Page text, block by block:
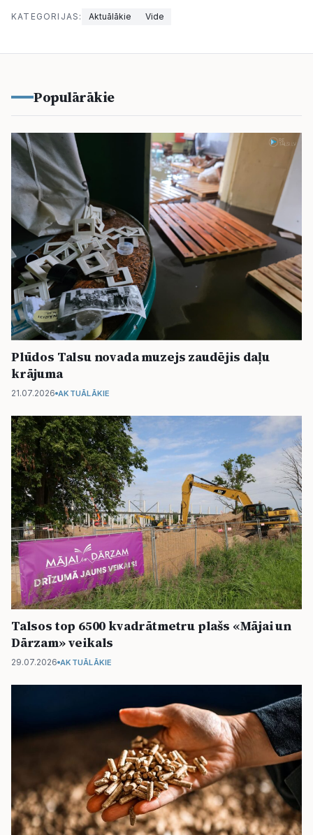
KATEGORIJAS: Aktuālākie Vide
Populārākie
Plūdos Talsu novada muzejs zaudējis daļu
krājuma
21.07.2026 AKTUĀLĀKIE
Talsos top 6500 kvadrātmetru plašs «Mājai un
Dārzam» veikals
29.07.2026 AKTUĀLĀKIE